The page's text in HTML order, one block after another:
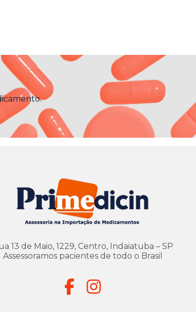
13 de Maio, 1229, Centro, Indaiatuba – SP
Assessoramos pacientes de todo o Brasil